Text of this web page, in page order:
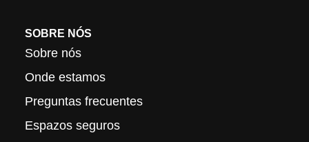
SOBRE NÓS
Sobre nós
Onde estamos
Preguntas frecuentes
Espazos seguros